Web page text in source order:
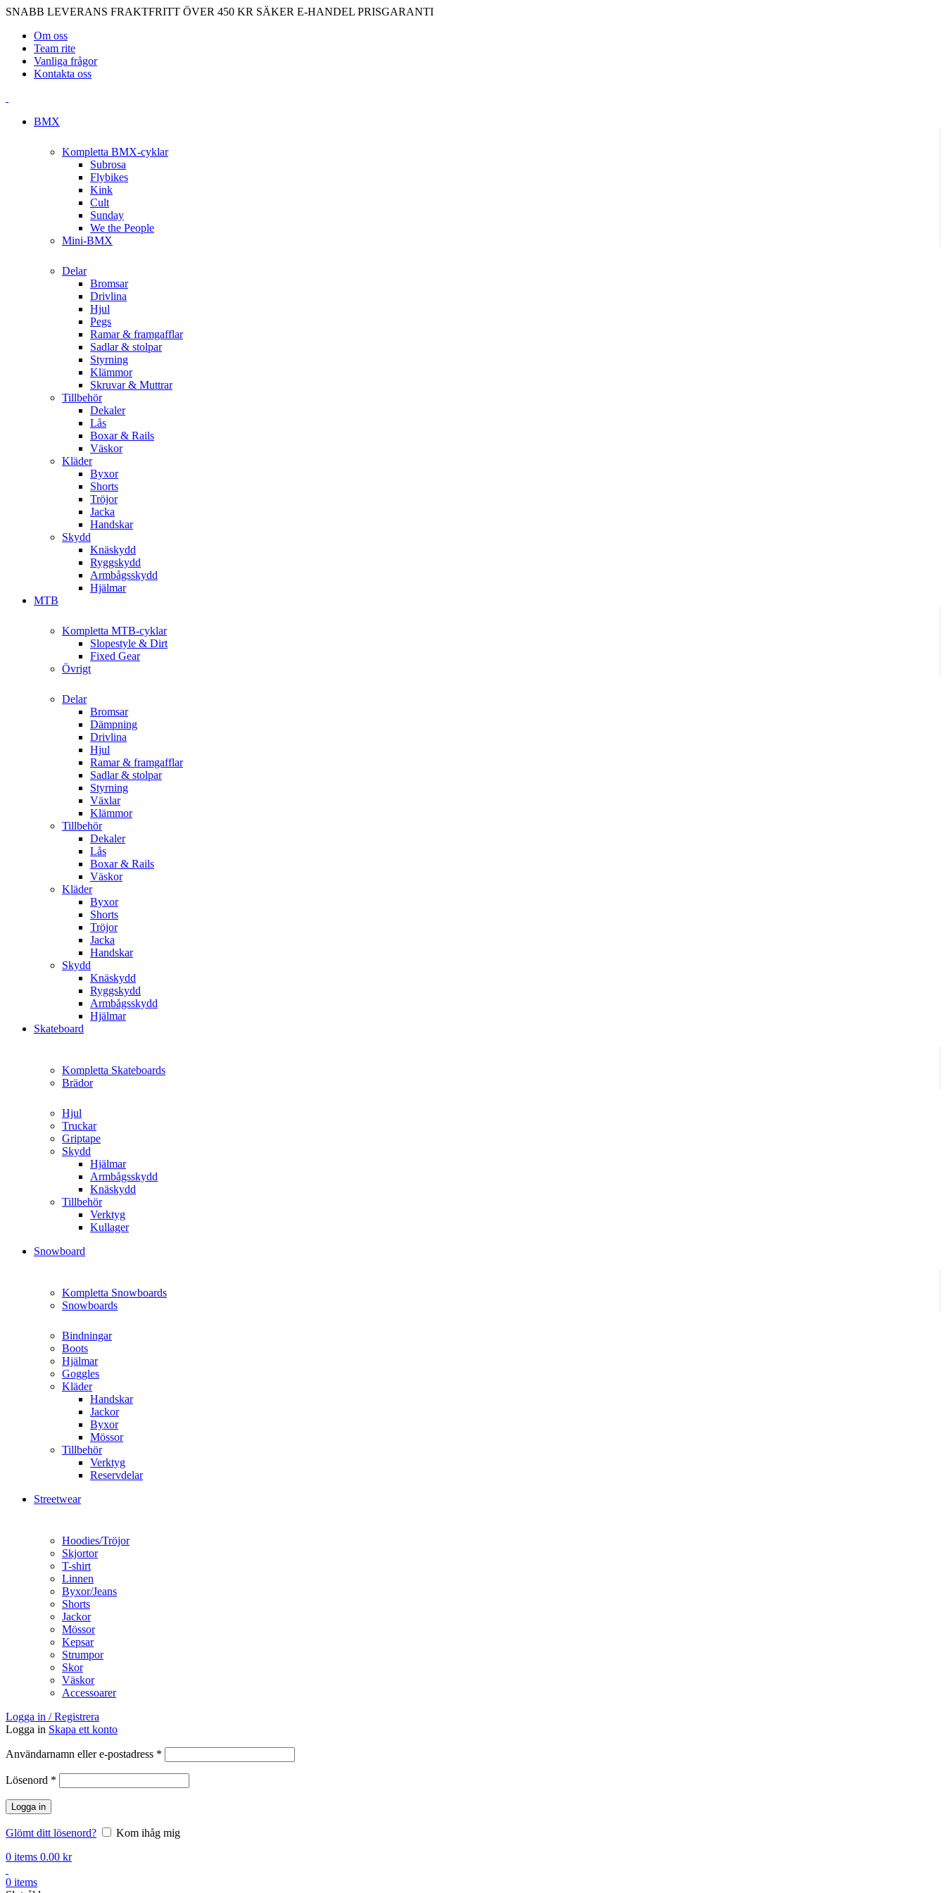
SNABB LEVERANS FRAKTFRITT ÖVER 450 KR SÄKER E-HANDEL PRISGARANTI
Om oss
Team rite
Vanliga frågor
Kontakta oss
BMX
Kompletta BMX-cyklar
Subrosa
Flybikes
Kink
Cult
Sunday
We the People
Mini-BMX
Delar
Bromsar
Drivlina
Hjul
Pegs
Ramar & framgafflar
Sadlar & stolpar
Styrning
Klämmor
Skruvar & Muttrar
Tillbehör
Dekaler
Lås
Boxar & Rails
Väskor
Kläder
Byxor
Shorts
Tröjor
Jacka
Handskar
Skydd
Knäskydd
Ryggskydd
Armbågsskydd
Hjälmar
MTB
Kompletta MTB-cyklar
Slopestyle & Dirt
Fixed Gear
Övrigt
Delar
Bromsar
Dämpning
Drivlina
Hjul
Ramar & framgafflar
Sadlar & stolpar
Styrning
Växlar
Klämmor
Tillbehör
Dekaler
Lås
Boxar & Rails
Väskor
Kläder
Byxor
Shorts
Tröjor
Jacka
Handskar
Skydd
Knäskydd
Ryggskydd
Armbågsskydd
Hjälmar
Skateboard
Kompletta Skateboards
Brädor
Hjul
Truckar
Griptape
Skydd
Hjälmar
Armbågsskydd
Knäskydd
Tillbehör
Verktyg
Kullager
Snowboard
Kompletta Snowboards
Snowboards
Bindningar
Boots
Hjälmar
Goggles
Kläder
Handskar
Jackor
Byxor
Mössor
Tillbehör
Verktyg
Reservdelar
Streetwear
Hoodies/Tröjor
Skjortor
T-shirt
Linnen
Byxor/Jeans
Shorts
Jackor
Mössor
Kepsar
Strumpor
Skor
Väskor
Accessoarer
Logga in / Registrera
Logga in Skapa ett konto
Användarnamn eller e-postadress *
Lösenord *
Logga in
Glömt ditt lösenord?
Kom ihåg mig
0 items 0.00 kr
0 items